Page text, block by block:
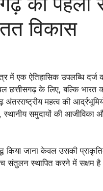
विकास
में एक ऐतिहासिक उपलब्धि
छत्तीसगढ़ के लिए, बल्कि भारत
अंतरराष्ट्रीय महत्व की
समुदायों की आजीविका
जाना केवल उसकी
संतुलन स्थापित करने में सक्षम